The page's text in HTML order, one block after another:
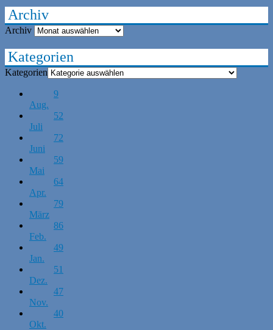
Archiv
Archiv
Kategorien
Kategorien
9
Aug.
52
Juli
72
Juni
59
Mai
64
Apr.
79
März
86
Feb.
49
Jan.
51
Dez.
47
Nov.
40
Okt.